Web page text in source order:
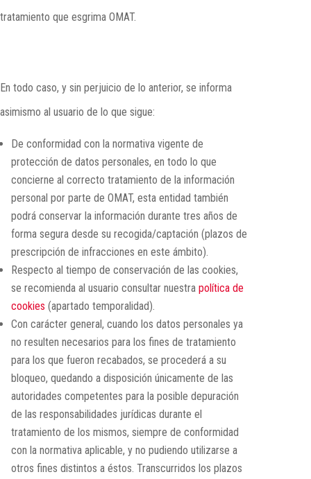
tratamiento que esgrima OMAT.
En todo caso, y sin perjuicio de lo anterior, se informa
asimismo al usuario de lo que sigue:
De conformidad con la normativa vigente de
protección de datos personales, en todo lo que
concierne al correcto tratamiento de la información
personal por parte de OMAT, esta entidad también
podrá conservar la información durante tres años de
forma segura desde su recogida/captación (plazos de
prescripción de infracciones en este ámbito).
Respecto al tiempo de conservación de las cookies,
se recomienda al usuario consultar nuestra política de
cookies (apartado temporalidad).
Con carácter general, cuando los datos personales ya
no resulten necesarios para los fines de tratamiento
para los que fueron recabados, se procederá a su
bloqueo, quedando a disposición únicamente de las
autoridades competentes para la posible depuración
de las responsabilidades jurídicas durante el
tratamiento de los mismos, siempre de conformidad
con la normativa aplicable, y no pudiendo utilizarse a
otros fines distintos a éstos. Transcurridos los plazos